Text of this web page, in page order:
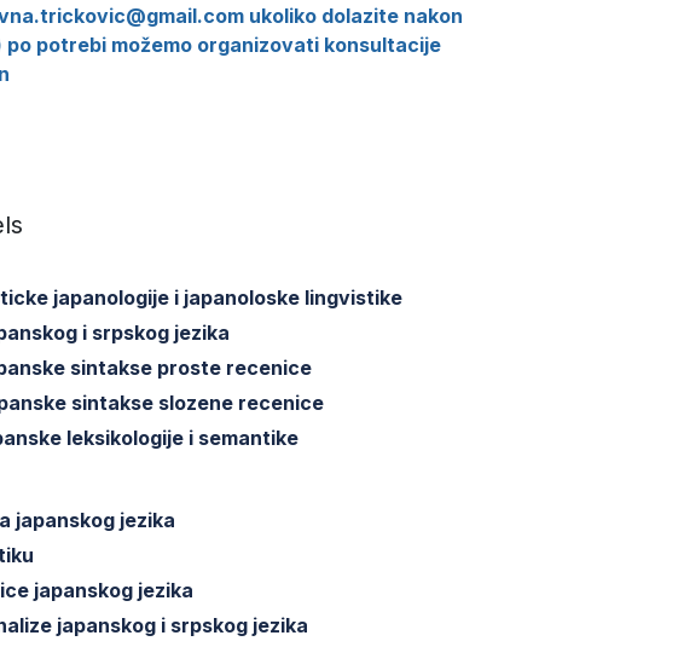
ukoliko dolazite nakon
po potrebi možemo organizovati konsultacije
japanologije i japanoloske lingvistike
i srpskog jezika
sintakse proste recenice
sintakse slozene recenice
leksikologije i semantike
japanskog jezika
japanskog jezika
japanskog i srpskog jezika